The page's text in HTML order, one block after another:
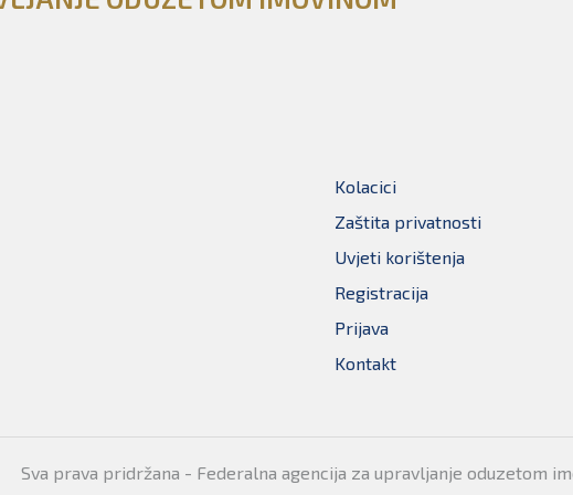
Kolacici
Zaštita privatnosti
Uvjeti korištenja
Registracija
Prijava
Kontakt
Sva prava pridržana - Federalna agencija za upravljanje oduzetom